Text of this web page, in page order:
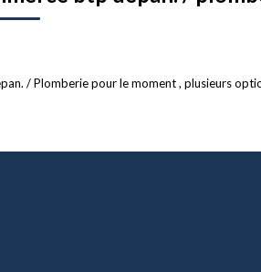
/ Plomberie pour le moment , plusieurs